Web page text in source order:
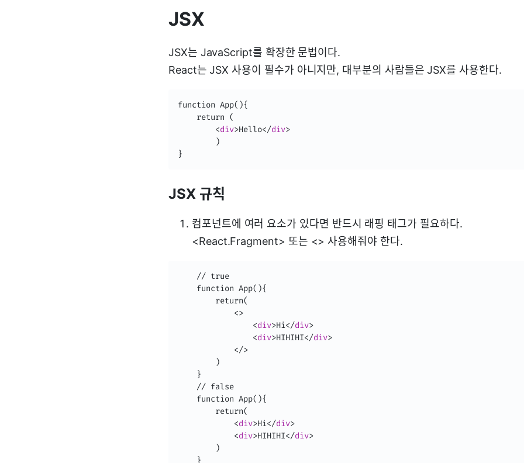
JSX
JSX는 JavaScript를 확장한 문법이다.
React는 JSX 사용이 필수가 아니지만, 대부분의 사람들은 JSX를 사용한다.
function App(){
<div>Hello</div>
        )
}
JSX 규칙
컴포넌트에 여러 요소가 있다면 반드시 래핑 태그가 필요하다.
<React.Fragment> 또는 <> 사용해줘야 한다.
    function App(){
<div>Hi</div>
<div>HIHIHI</div>
            </>
        )
    }
    // false
    function App(){
<div>Hi</div>
<div>HIHIHI</div>
        )
    }